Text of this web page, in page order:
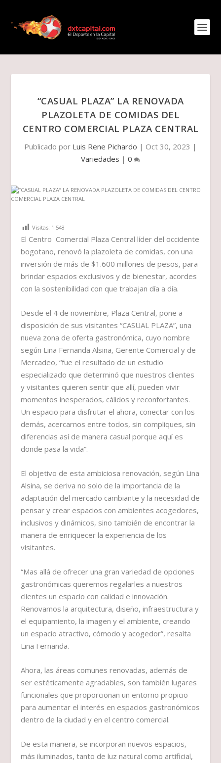
“CASUAL PLAZA” LA RENOVADA
PLAZOLETA DE COMIDAS DEL
CENTRO COMERCIAL PLAZA CENTRAL
Publicado por Luis Rene Pichardo | Oct 30, 2023 |
Variedades | 0
Visitas: 1.548
El Centro Comercial Plaza Central líder del occidente
bogotano, renovó la plazoleta de comidas, con una
inversión de más de $1.600 millones de pesos, para
brindar espacios exclusivos y de bienestar, acordes
con la sostenibilidad con que trabajan día a día.
Desde el 4 de noviembre, Plaza Central, pone a
disposición de sus visitantes “CASUAL PLAZA”, una
nueva zona de oferta gastronómica, cuyo nombre
según Lina Fernanda Alsina, Gerente Comercial y de
Mercadeo, “fue el resultado de un estudio
especializado que determinó que nuestros clientes
y visitantes quieren sentir que allí, pueden vivir
momentos inesperados, cálidos y reconfortantes.
Un espacio para disfrutar el ahora, conectar con los
demás, acercarnos entre todos, sin compliques, sin
diferencias así de manera casual porque aquí es
donde pasa la vida”.
El objetivo de esta ambiciosa renovación, según Lina
Alsina, se deriva no solo de la importancia de la
adaptación del mercado cambiante y la necesidad de
pensar y crear espacios con ambientes acogedores,
inclusivos y dinámicos, sino también de encontrar la
manera de enriquecer la experiencia de los
visitantes.
“Mas allá de ofrecer una gran variedad de opciones
gastronómicas queremos regalarles a nuestros
clientes un espacio con calidad e innovación.
Renovamos la arquitectura, diseño, infraestructura y
el equipamiento, la imagen y el ambiente, creando
un espacio atractivo, cómodo y acogedor”, resalta
Lina Fernanda.
Ahora, las áreas comunes renovadas, además de
ser estéticamente agradables, son también lugares
funcionales que proporcionan un entorno propicio
para aumentar el interés en espacios gastronómicos
dentro de la ciudad y en el centro comercial.
De esta manera, se incorporan nuevos espacios,
más iluminados, tanto de luz natural como artificial,